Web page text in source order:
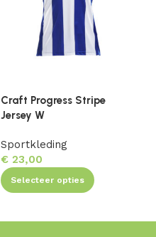
Craft Progress Stripe
Jersey W
Sportkleding
€23,00
Selecteer opties